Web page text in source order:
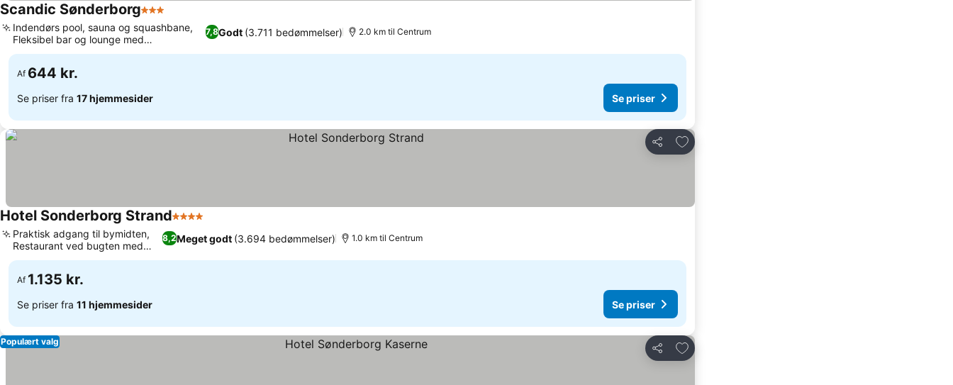
Scandic Sønderborg3 Stjerner
7,8Godt (3.711 bedømmelser)
Indendørs pool, sauna og squashbane,
Fleksibel bar og lounge med
spisemuligheder
2.0 km til Centrum
Af 644 kr.
Se priser fra 17 hjemmesider Se priser
Del
Føj til favoritter
Hotel Sonderborg Strand4 Stjerner
8,2Meget godt (3.694 bedømmelser)
Praktisk adgang til bymidten,
Restaurant ved bugten med
udsigt
1.0 km til Centrum
Af 1.135 kr.
Se priser fra 11 hjemmesider Se priser
Del
Føj til favoritter
Populært valg